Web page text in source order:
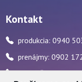
Kontakt
produkcia: 0940
prenájmy: 0902
pokladňa: 0917